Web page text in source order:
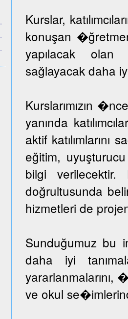
Kurslar,
konuşan
yapılacak olan
sağlayacak daha
Kurslarımızın
yanında
aktif
eğitim,
bilgi verilecektir.
doğrultusunda
hizmetleri de
Sunduğumuz bu
daha iyi
yararlanmalarını,
ve okul